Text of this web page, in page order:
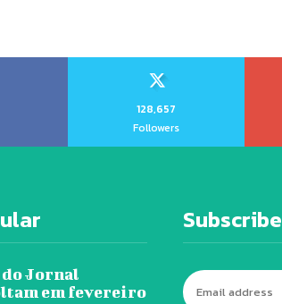
128,657
Followers
Jornal
em fevereiro
Subscribe